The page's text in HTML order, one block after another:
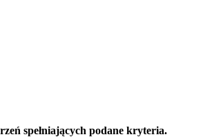
spełniających podane kryteria.